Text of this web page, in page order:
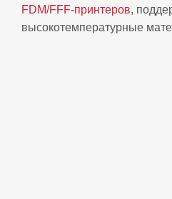
FDM/FFF‑принтеров,
высокотемпературные